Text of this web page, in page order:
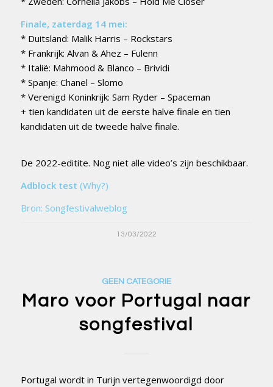
Finale, zaterdag 14 mei:
* Duitsland: Malik Harris – Rockstars
* Frankrijk: Alvan & Ahez – Fulenn
* Italië: Mahmood & Blanco – Brividi
* Spanje: Chanel – Slomo
* Verenigd Koninkrijk: Sam Ryder – Spaceman
+ tien kandidaten uit de eerste halve finale en tien
kandidaten uit de tweede halve finale.
De 2022-editite. Nog niet alle video’s zijn beschikbaar.
Adblock test (Why?)
Bron: Songfestivalweblog
13/03/2022
GEEN CATEGORIE
Maro voor Portugal naar
songfestival
Portugal wordt in Turijn vertegenwoordigd door